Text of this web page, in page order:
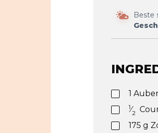
Beste
1
1⁄2
175 g